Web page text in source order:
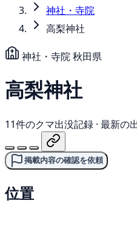
神社・寺院
高梨神社
神社・寺院秋田県
高梨神社
11件のクマ出没記録 · 最新の
掲載内容の確認を依頼
位置